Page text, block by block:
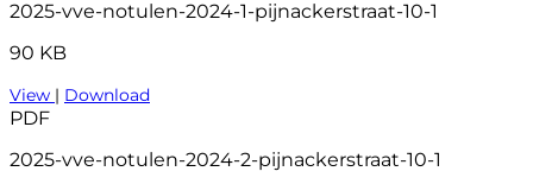
2025-vve-notulen-2024-1-pijnackerstraat-10-1
90 KB
View | Download
PDF
2025-vve-notulen-2024-2-pijnackerstraat-10-1